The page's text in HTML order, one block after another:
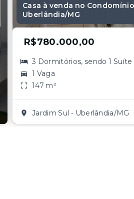
Casa à venda no
Uberlândia/MG
R$780.000,00
3 Dormitórios, sendo 1 Suíte
1 Vaga
147 m²
Jardim Sul - Uberlândia/MG